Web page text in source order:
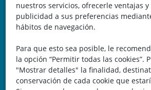
nuestros servicios, ofrecerle ventajas
publicidad a sus preferencias
hábitos de navegación.
Para que esto sea posible, le
la opción “Permitir todas las cookies”.
"Mostrar detalles" la finalidad,
conservación de cada cookie que
Belicena, Granada
España
Teléfono: 646 672 931
Email: bomberocallejero@gmail.com